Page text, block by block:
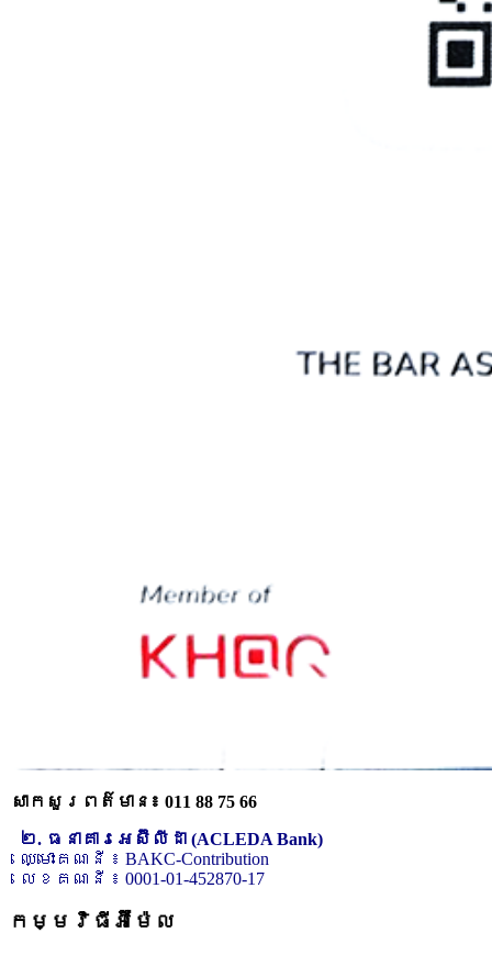
សាកសួរពត៌មាន៖ 011 88 75 66
២. ធនាគារអេស៊ីលីដា (ACLEDA Bank)
ឈ្មោះគណនី ៖ BAKC-Contribution
លេខគណនី ៖ 0001-01-452870-17
កម្មវិធីអ៊ីម៉ែល